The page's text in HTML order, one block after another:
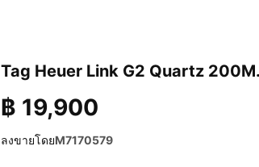
Tag Heuer Link G2 Quartz
฿ 19,900
ลงขายโดยM7170579